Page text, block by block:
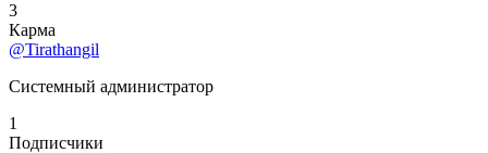
3
Карма
@Tirathangil
Системный администратор
1
Подписчики